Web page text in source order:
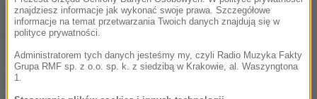
Ale to nie jedyna sądowa sprawa byłego
komendanta. Zawieszono go już bowiem w
listopadzie ubiegłego roku. Wtedy to prokuratura
zarzuciła mu molestowanie seksualne miejskich
znajdziesz informacje jak wykonać swoje prawa. Szczegółowe
informacje na temat przetwarzania Twoich danych znajdują się w
polityce prywatności.
Administratorem tych danych jesteśmy my, czyli Radio Muzyka Fakty
Grupa RMF sp. z o.o. sp. k. z siedzibą w Krakowie, al. Waszyngtona
1.